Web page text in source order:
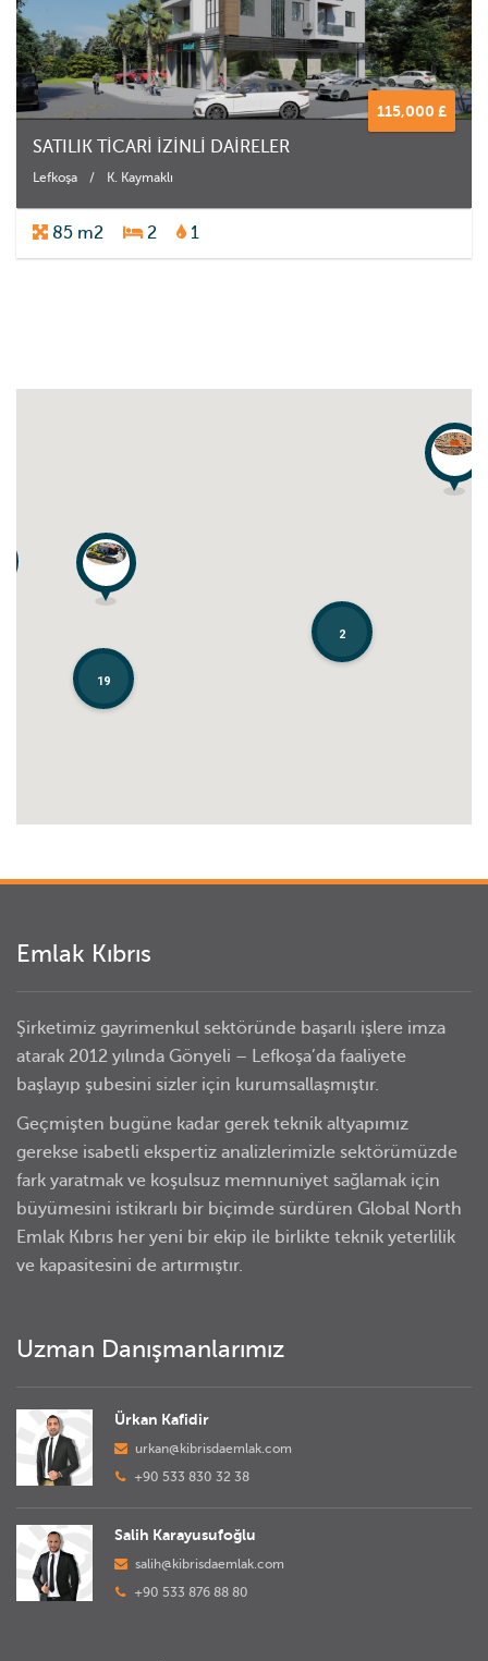
115,000 £
SATILIK TİCARİ İZİNLİ DAİRELER
Lefkoşa / K. Kaymaklı
85 m2 2 1
19
2
Emlak Kıbrıs
Şirketimiz gayrimenkul sektöründe başarılı işlere imza
atarak 2012 yılında Gönyeli – Lefkoşa’da faaliyete
başlayıp şubesini sizler için kurumsallaşmıştır.
Geçmişten bugüne kadar gerek teknik altyapımız
gerekse isabetli ekspertiz analizlerimizle sektörümüzde
fark yaratmak ve koşulsuz memnuniyet sağlamak için
büyümesini istikrarlı bir biçimde sürdüren Global North
Emlak Kıbrıs her yeni bir ekip ile birlikte teknik yeterlilik
ve kapasitesini de artırmıştır.
Uzman Danışmanlarımız
Ürkan Kafidir
urkan@kibrisdaemlak.com
+90 533 830 32 38
Salih Karayusufoğlu
salih@kibrisdaemlak.com
+90 533 876 88 80